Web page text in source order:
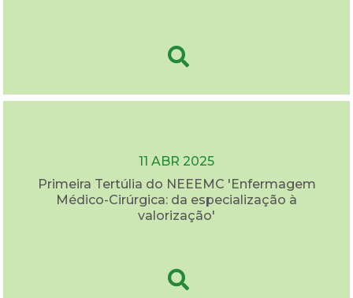
11 ABR 2025
Primeira Tertúlia do NEEEMC 'Enfermagem
Médico-Cirúrgica: da especialização à
valorização'